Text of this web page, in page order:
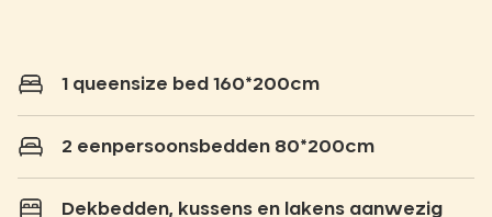
1 queensize bed 160*200cm
2 eenpersoonsbedden 80*200cm
Dekbedden, kussens en lakens aanwezig